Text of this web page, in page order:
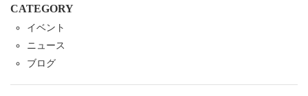
CATEGORY
イベント
ニュース
ブログ